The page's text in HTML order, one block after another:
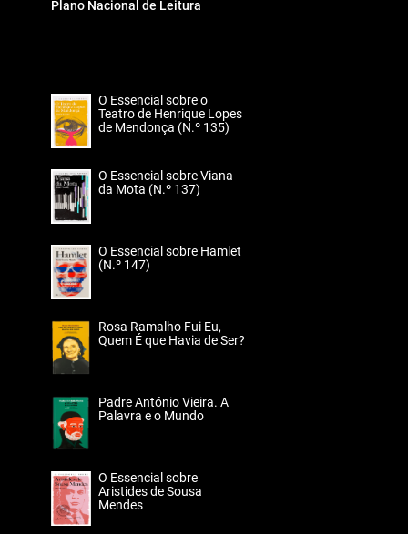
Plano Nacional de Leitura
O Essencial sobre o
Teatro de Henrique Lopes
de Mendonça (N.º 135)
O Essencial sobre Viana
da Mota (N.º 137)
O Essencial sobre Hamlet
(N.º 147)
Rosa Ramalho Fui Eu,
Quem É que Havia de Ser?
Padre António Vieira. A
Palavra e o Mundo
O Essencial sobre
Aristides de Sousa
Mendes